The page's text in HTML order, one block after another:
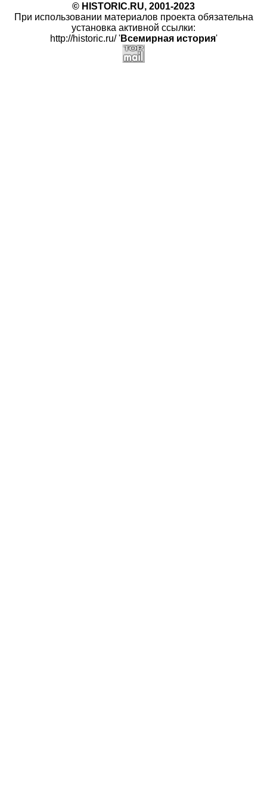
© HISTORIC.RU, 2001-2023
При использовании материалов проекта обязательна
установка активной ссылки:
http://historic.ru/ 'Всемирная история'